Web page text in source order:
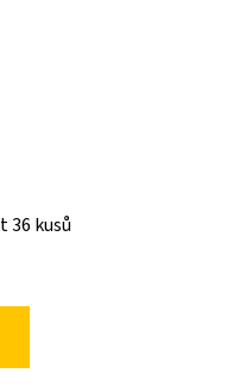
36 kusů